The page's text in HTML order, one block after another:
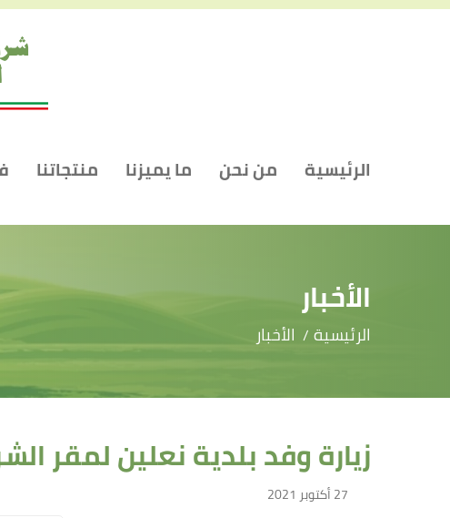
الرئيسية من نحن ما يميزنا منتجاتنا
الأخبار
الرئيسية الأخبار
زيارة وفد بلدية نعلين لمقر
27 أكتوبر 2021